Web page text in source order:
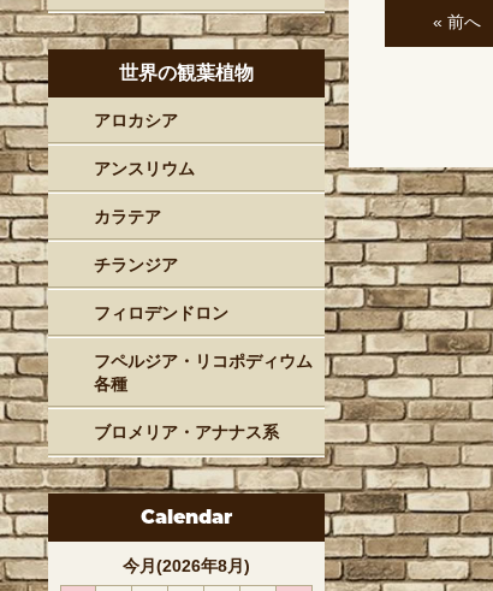
« 前へ
世界の観葉植物
アロカシア
アンスリウム
カラテア
チランジア
フィロデンドロン
フペルジア・リコポディウム
各種
ブロメリア・アナナス系
Calendar
今月(2026年8月)